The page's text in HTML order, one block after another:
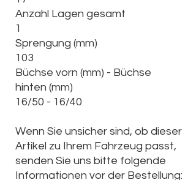
Anzahl Lagen gesamt
1
Sprengung (mm)
103
Büchse vorn (mm) - Büchse
hinten (mm)
16/50 - 16/40
Wenn Sie unsicher sind, ob dieser
Artikel zu Ihrem Fahrzeug passt,
senden Sie uns bitte folgende
Informationen vor der Bestellung: